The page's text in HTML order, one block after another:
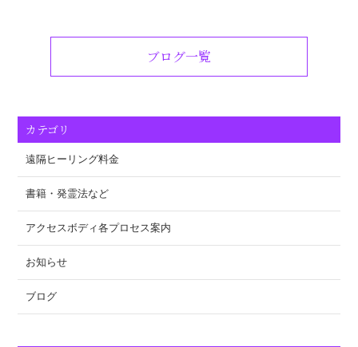
ブログ一覧
カテゴリ
遠隔ヒーリング料金
書籍・発霊法など
アクセスボディ各プロセス案内
お知らせ
ブログ